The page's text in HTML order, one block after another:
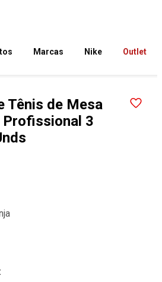
Marcas Nike Outlet
Tênis de Mesa
Profissional 3